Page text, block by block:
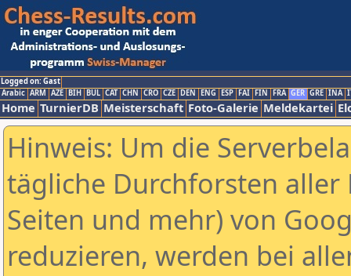
Logged on: Gast
Arabic ARM AZE BIH BUL CAT CHN CRO CZE DEN ENG ESP FAI FIN FRA GER GRE INA
Home TurnierDB Meisterschaft Foto-Galerie Meldekartei
Hinweis: Um die
tägliche Durchforsten aller
Seiten und mehr) von
reduzieren, werden bei